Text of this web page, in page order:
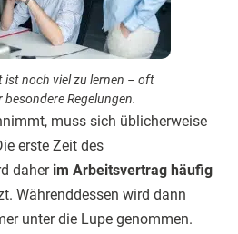
ist noch viel zu lernen – oft
besondere Regelungen.
muss sich üblicherweise
erste Zeit des
daher im Arbeitsvertrag häufig
Währenddessen wird dann
unter die Lupe genommen.